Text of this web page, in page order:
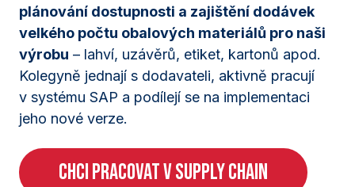
plánování dostupnosti a zajištění dodávek
velkého počtu obalových materiálů pro naši
výrobu – lahví, uzávěrů, etiket, kartonů apod.
Kolegyně jednají s dodavateli, aktivně pracují
v systému SAP a podílejí se na implementaci
jeho nové verze.
CHCI PRACOVAT V SUPPLY CHAIN